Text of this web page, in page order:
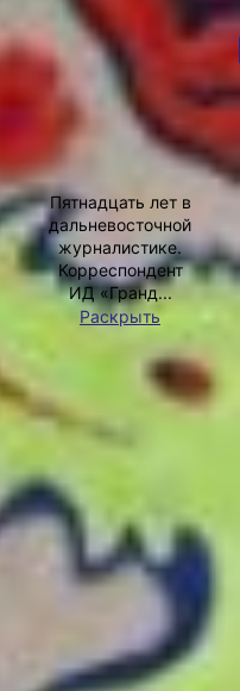
АВТОР
Пятнадцать лет в
дальневосточной
журналистике.
Корреспондент
ИД «Гранд...
Раскрыть
Климченко